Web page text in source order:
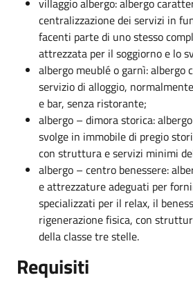
centralizzazione dei servizi in
facenti parte di uno stesso
attrezzata per il soggiorno e lo
albergo meublé o garnì: albergo
servizio di alloggio,
e bar, senza ristorante;
albergo – dimora storica:
svolge in immobile di pregio
con struttura e servizi minimi
albergo – centro benessere:
e attrezzature adeguati per
specializzati per il relax, il
rigenerazione fisica, con
della classe tre stelle.
Requisiti